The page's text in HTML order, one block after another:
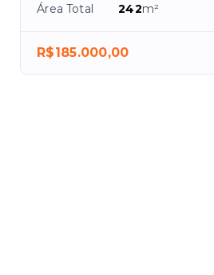
Área Total 242m²
R$185.000,00